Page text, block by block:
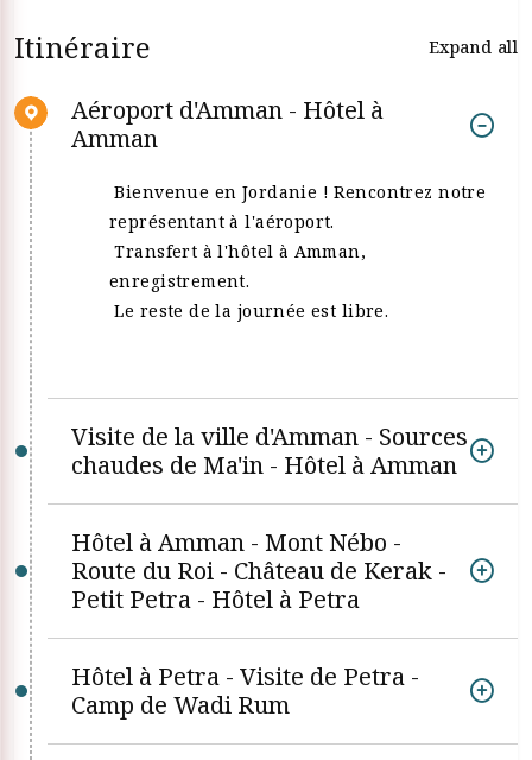
Itinéraire
Expand all
Aéroport d'Amman - Hôtel à
Amman
Bienvenue en Jordanie ! Rencontrez notre
représentant à l'aéroport.
Transfert à l'hôtel à Amman,
enregistrement.
Le reste de la journée est libre.
Visite de la ville d'Amman - Sources
chaudes de Ma'in - Hôtel à Amman
Hôtel à Amman - Mont Nébo -
Route du Roi - Château de Kerak -
Petit Petra - Hôtel à Petra
Hôtel à Petra - Visite de Petra -
Camp de Wadi Rum